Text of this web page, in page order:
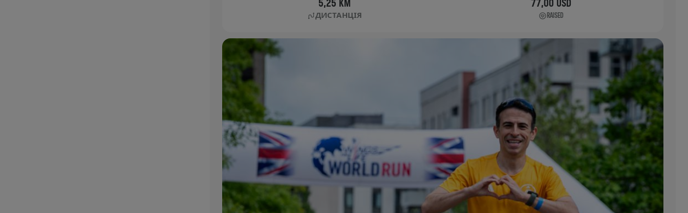
5,25 KM
ДИСТАНЦІЯ
77,00 USD
RAISED